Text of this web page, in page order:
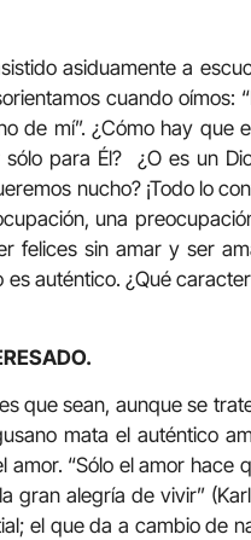
asiduamente a
cuando oímos:
de mí”. ¿Cómo hay que
para Él? ¿O es un
nucho? ¡Todo lo
una
felices sin amar y ser
auténtico. ¿Qué
que sean, aunque se
mata el auténtico
“Sólo el amor hace
gran alegría de vivir”
el que da a cambio de